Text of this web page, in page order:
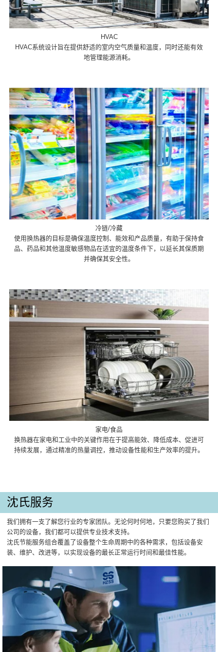
HVAC
HVAC系统设计旨在提供舒适的室内空气质量和温度，同时还能有效
地管理能源消耗。
冷链/冷藏
使用换热器的目标是确保温度控制、能效和产品质量，有助于保持食
品、药品和其他温度敏感物品在适宜的温度条件下，以延长其保质期
并确保其安全性。
家电/食品
换热器在家电和工业中的关键作用在于提高能效、降低成本、促进可
持续发展，通过精准的热量调控，推动设备性能和生产效率的提升。
沈氏服务
我们拥有一支了解您行业的专家团队。无论何时何地，只要您购买了我们
公司的设备，我们都可以提供专业技术支持。
沈氏节能服务组合覆盖了设备整个生命周期中的各种需求，包括设备安
装、维护、改进等，以实现设备的最长正常运行时间和最佳性能。